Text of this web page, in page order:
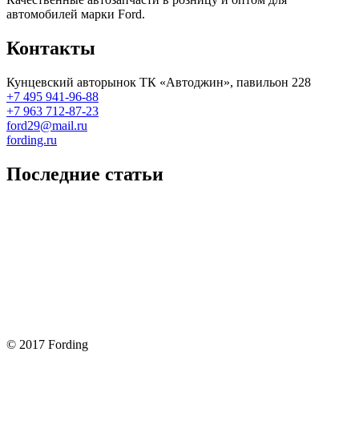
автомобилей марки Ford.
Контакты
Кунцевский авторынок ТК «Автоджин», павильон 228
+7 495 941-96-88
+7 963 712-87-23
ford29@mail.ru
fording.ru
Последние статьи
© 2017 Fording